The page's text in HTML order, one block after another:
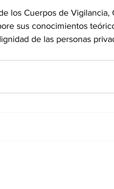
los Cuerpos de
sus conocimientos
de las personas